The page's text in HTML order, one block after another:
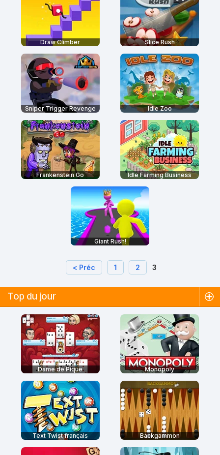
Draw Climber Slice Rush
Sniper Trigger Revenge Idle Zoo
Frankenstein Go Idle Farming Business
Giant Rush!
< Préc 1 2 3
Top du jour
Dame de Pique Monopoly
Text Twist français Backgammon